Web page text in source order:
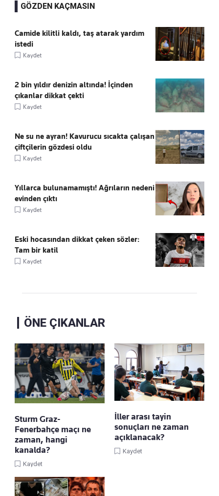
GÖZDEN KAÇMASIN
Camide kilitli kaldı, taş atarak yardım
istedi
Kaydet
2 bin yıldır denizin altında! İçinden
çıkanlar dikkat çekti
Kaydet
Ne su ne ayran! Kavurucu sıcakta çalışan
çiftçilerin gözdesi oldu
Kaydet
Yıllarca bulunamamıştı! Ağrıların nedeni
evinden çıktı
Kaydet
Eski hocasından dikkat çeken sözler:
Tam bir katil
Kaydet
ÖNE ÇIKANLAR
Sturm Graz-
Fenerbahçe maçı ne
zaman, hangi
kanalda?
Kaydet
İller arası tayin
sonuçları ne zaman
açıklanacak?
Kaydet